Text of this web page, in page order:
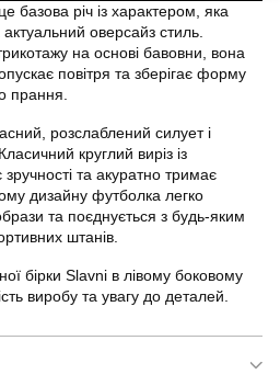
базова річ із характером, яка
оверсайз стиль.
на основі бавовни, вона
повітря та зберігає форму
прання.
розслаблений силует і
круглий виріз із
та акуратно тримає
дизайну футболка легко
та поєднується з будь-яким
штанів.
бірки Slavni в лівому боковому
виробу та увагу до деталей.